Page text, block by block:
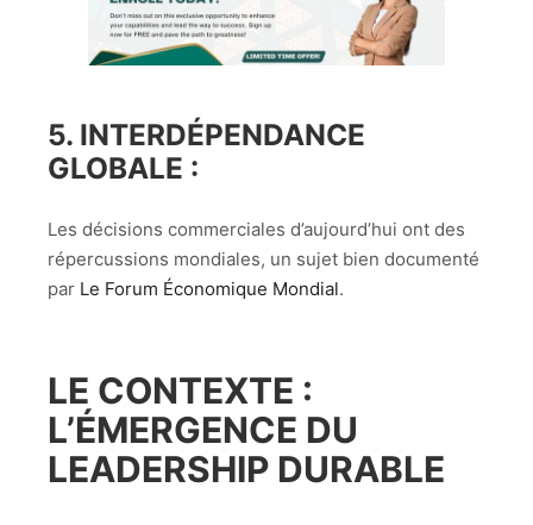
5. INTERDÉPENDANCE
GLOBALE :
Les décisions commerciales d’aujourd’hui ont des
répercussions mondiales, un sujet bien documenté
par Le Forum Économique Mondial.
LE CONTEXTE :
L’ÉMERGENCE DU
LEADERSHIP DURABLE